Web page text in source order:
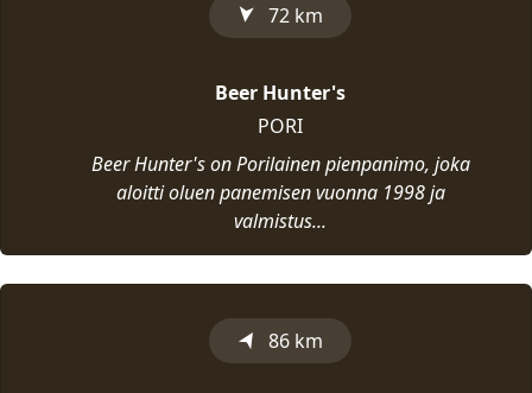
➤ 72 km
Beer Hunter's
PORI
Beer Hunter's on Porilainen pienpanimo, joka
aloitti oluen panemisen vuonna 1998 ja
valmistus...
➤ 86 km